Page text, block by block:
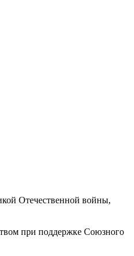
Отечественной войны,
при поддержке Союзного